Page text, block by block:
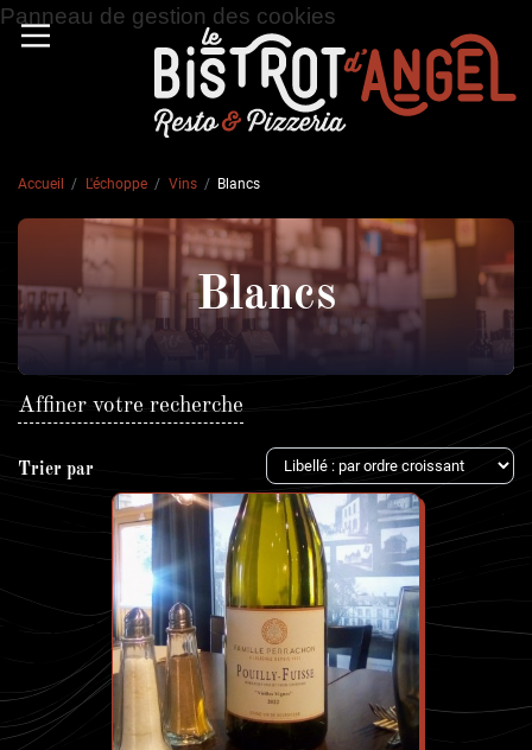
Accueil L'échoppe Vins Blancs
Blancs
Affiner votre recherche
Trier par
Panneau de gestion des cookies